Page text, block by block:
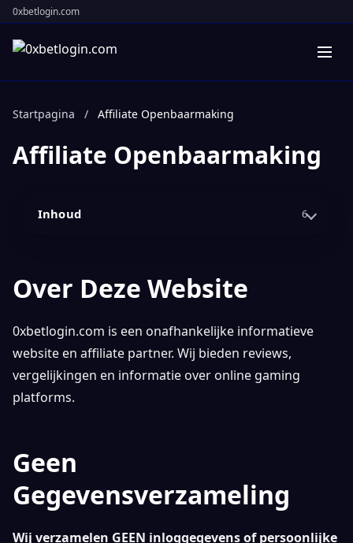
0xbetlogin.com
Startpagina / Affiliate Openbaarmaking
Affiliate Openbaarmaking
Inhoud 6
Over Deze Website
0xbetlogin.com is een onafhankelijke informatieve
website en affiliate partner. Wij bieden reviews,
vergelijkingen en informatie over online gaming
platforms.
Geen
Gegevensverzameling
Wij verzamelen GEEN inloggegevens of persoonlijke